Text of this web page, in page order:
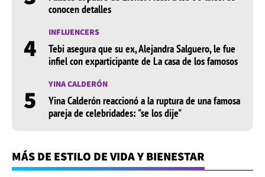
conocen detalles
4 INFLUENCERS
Tebi asegura que su ex, Alejandra Salguero, le fue
infiel con exparticipante de La casa de los famosos
5 YINA CALDERÓN
Yina Calderón reaccionó a la ruptura de una famosa
pareja de celebridades: "se los dije"
MÁS DE ESTILO DE VIDA Y BIENESTAR